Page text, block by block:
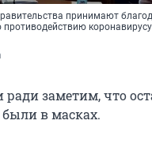
принимают
ради заметим, что
в масках.